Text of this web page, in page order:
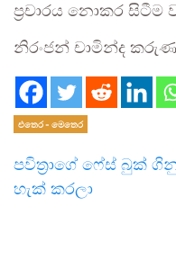
ප්‍රචාරය නොකර සිටීම
නිරංජන් චාමින්ද
එතෙර - මෙතෙර
පවිත්‍රාගේ ෆේස් බුක්
හැක් කරලා